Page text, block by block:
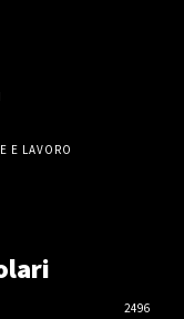
E LAVORO
2496